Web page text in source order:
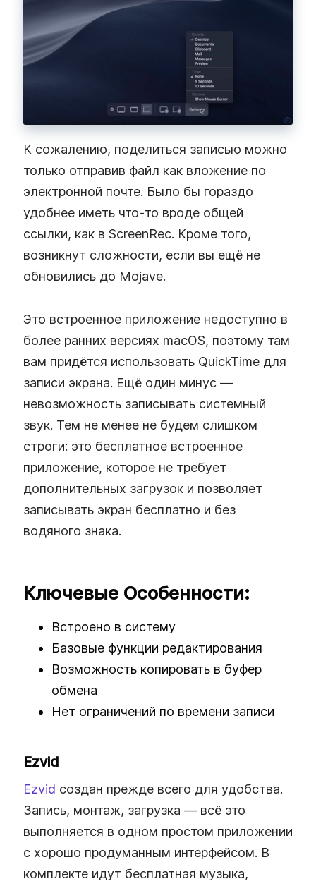
К сожалению, поделиться записью можно
только отправив файл как вложение по
электронной почте. Было бы гораздо
удобнее иметь что‑то вроде общей
ссылки, как в ScreenRec. Кроме того,
возникнут сложности, если вы ещё не
обновились до Mojave.
Это встроенное приложение недоступно в
более ранних версиях macOS, поэтому там
вам придётся использовать QuickTime для
записи экрана. Ещё один минус —
невозможность записывать системный
звук. Тем не менее не будем слишком
строги: это бесплатное встроенное
приложение, которое не требует
дополнительных загрузок и позволяет
записывать экран бесплатно и без
водяного знака.
Ключевые Особенности:
Встроено в систему
Базовые функции редактирования
Возможность копировать в буфер
обмена
Нет ограничений по времени записи
Ezvid
Ezvid создан прежде всего для удобства.
Запись, монтаж, загрузка — всё это
выполняется в одном простом приложении
с хорошо продуманным интерфейсом. В
комплекте идут бесплатная музыка,